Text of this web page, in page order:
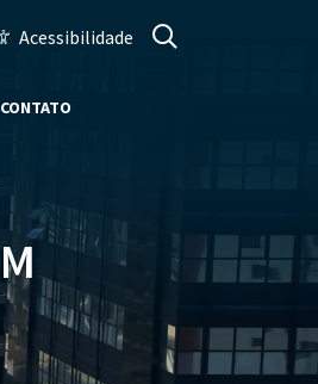
Acessibilidade
CONTATO